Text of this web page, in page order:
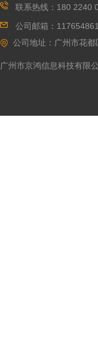
联系热线：180
公司邮箱：117
公司地址：广州市花都
广州市京鸿信息科技有限